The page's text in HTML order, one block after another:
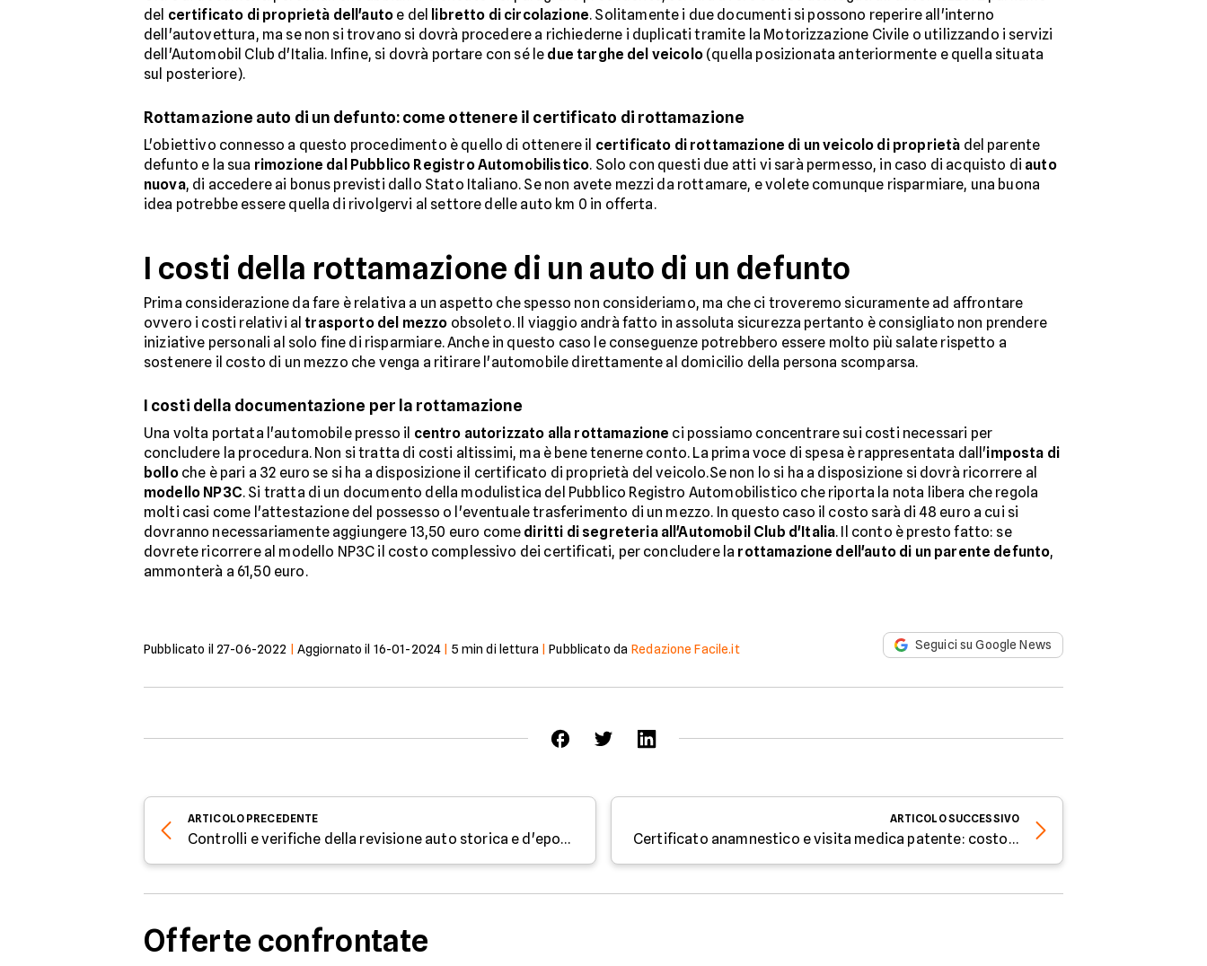
del certificato di proprietà dell'auto e del libretto di circolazione. Solitamente i due documenti si possono reperire all'interno
dell'autovettura, ma se non si trovano si dovrà procedere a richiederne i duplicati tramite la Motorizzazione Civile o utilizzando i servizi
dell'Automobil Club d'Italia. Infine, si dovrà portare con sé le due targhe del veicolo(quella posizionata anteriormente e quella situata
sul posteriore).
Rottamazione auto di un defunto: come ottenere il certificato di rottamazione
L'obiettivo connesso a questo procedimento è quello di ottenere il certificato di rottamazione di un veicolo di proprietà del parente
defunto e la sua rimozione dal Pubblico Registro Automobilistico. Solo con questi due atti vi sarà permesso, in caso di acquisto di auto
nuova, di accedere ai bonus previsti dallo Stato Italiano. Se non avete mezzi da rottamare, e volete comunque risparmiare, una buona
idea potrebbe essere quella di rivolgervi al settore delle auto km 0 in offerta.
I costi della rottamazione di un auto di un defunto
Prima considerazione da fare è relativa a un aspetto che spesso non consideriamo, ma che ci troveremo sicuramente ad affrontare
ovvero i costi relativi al trasporto del mezzo obsoleto. Il viaggio andrà fatto in assoluta sicurezza pertanto è consigliato non prendere
iniziative personali al solo fine di risparmiare. Anche in questo caso le conseguenze potrebbero essere molto più salate rispetto a
sostenere il costo di un mezzo che venga a ritirare l'automobile direttamente al domicilio della persona scomparsa.
I costi della documentazione per la rottamazione
Una volta portata l'automobile presso il centro autorizzato alla rottamazione ci possiamo concentrare sui costi necessari per
concludere la procedura. Non si tratta di costi altissimi, ma è bene tenerne conto. La prima voce di spesa è rappresentata dall'imposta di
bolloche è pari a 32 euro se si ha a disposizione il certificato di proprietà del veicolo.Se non lo si ha a disposizione si dovrà ricorrere al
modello NP3C. Si tratta di un documento della modulistica del Pubblico Registro Automobilistico che riporta la nota libera che regola
molti casi come l'attestazione del possesso o l'eventuale trasferimento di un mezzo. In questo caso il costo sarà di 48 euro a cui si
dovranno necessariamente aggiungere 13,50 euro come diritti di segreteria all'Automobil Club d'Italia. Il conto è presto fatto: se
dovrete ricorrere al modello NP3C il costo complessivo dei certificati, per concludere la rottamazione dell'auto di un parente defunto,
ammonterà a 61,50 euro.
Pubblicato il 27-06-2022 Aggiornato il 16-01-2024 5 min di lettura |Pubblicato da Redazione Facile.it Seguici su Google News
ARTICOLO PRECEDENTE
Controlli e verifiche della revisione auto storica e d'epoca
ARTICOLOSUCCESSIVO
Certificato anamnestico e visita medica patente: costo, come funziona, dove farla
Offerte confrontate